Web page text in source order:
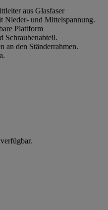
aus Glasfaser
Nieder- und Mittelspannung.
Plattform
Schraubenabteil.
an den Ständerrahmen.